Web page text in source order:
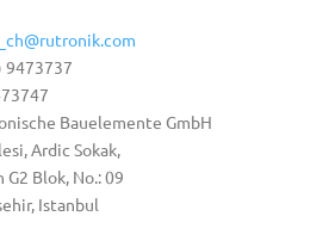
9473737
Bauelemente GmbH
Ardic Sokak,
Blok, No.: 09
Istanbul